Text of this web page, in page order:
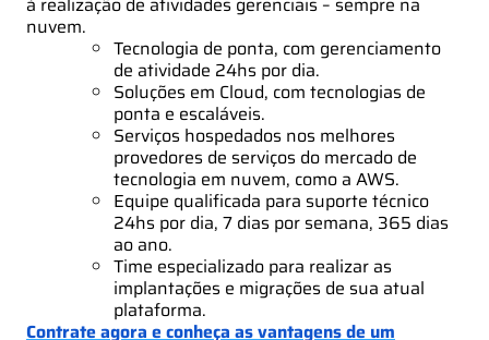
nuvem.
Tecnologia de ponta, com gerenciamento
de atividade 24hs por dia.
Soluções em Cloud, com tecnologias de
ponta e escaláveis.
Serviços hospedados nos melhores
provedores de serviços do mercado de
tecnologia em nuvem, como a AWS.
Equipe qualificada para suporte técnico
24hs por dia, 7 dias por semana, 365 dias
ao ano.
Time especializado para realizar as
implantações e migrações de sua atual
plataforma.
Contrate agora e conheça as vantagens de um